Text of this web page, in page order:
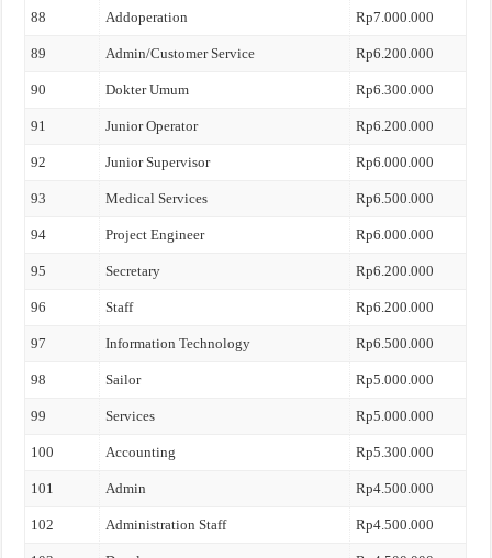
88 Addoperation Rp7.000.000
89 Admin/Customer Service Rp6.200.000
90 Dokter Umum Rp6.300.000
91 Junior Operator Rp6.200.000
92 Junior Supervisor Rp6.000.000
93 Medical Services Rp6.500.000
94 Project Engineer Rp6.000.000
95 Secretary Rp6.200.000
96 Staff Rp6.200.000
97 Information Technology Rp6.500.000
98 Sailor Rp5.000.000
99 Services Rp5.000.000
100 Accounting Rp5.300.000
101 Admin Rp4.500.000
102 Administration Staff Rp4.500.000